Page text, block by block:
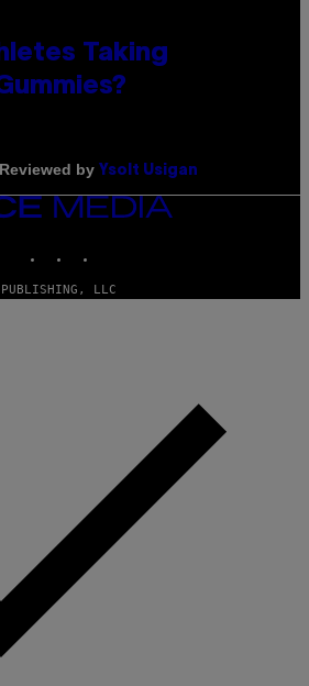
Taking
by Ysolt Usigan
LLC